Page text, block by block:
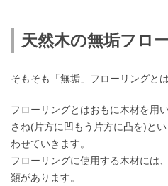
天然木の無垢フロ
そもそも「無垢」フローリングと
フローリングとはおもに木材を用
さね(片方に凹もう片方に凸を)と
わせていきます。
フローリングに使用する木材には
類があります。